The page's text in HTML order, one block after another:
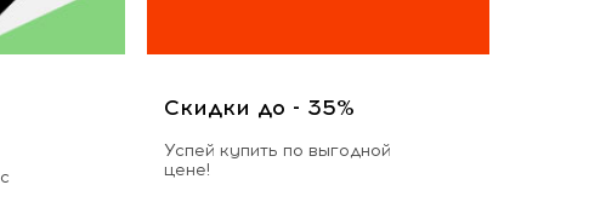
Скидки до - 35%
Успей купить по выгодной
цене!